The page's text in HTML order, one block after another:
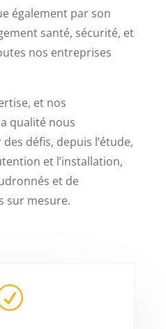
également par son
santé, sécurité, et
nos entreprises
et nos
qualité nous
défis, depuis l’étude,
et l’installation,
et de
sur mesure.